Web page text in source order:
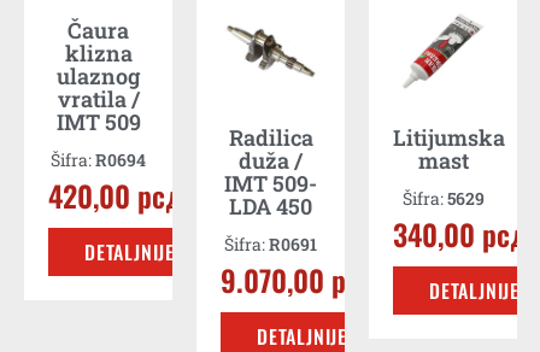
Čaura
klizna
ulaznog
vratila /
IMT 509
Šifra:R0694
420,00 рсд
DETALJNIJE
Radilica
duža /
IMT 509-
LDA 450
Šifra:R0691
9.070,00 рсд
DETALJNIJE
Litijumska
mast
Šifra:5629
340,00 рсд
DETALJNIJE